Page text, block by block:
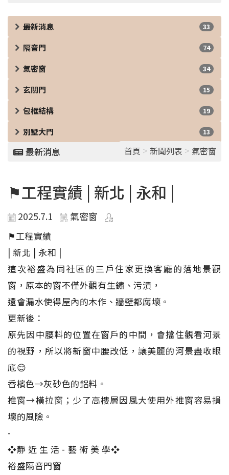
最新消息 33
隔音門 74
氣密窗 34
玄關門 15
包框結構 19
別墅大門 13
最新消息 首頁 > 新聞列表 > 氣密窗
⚑工程實績 | 新北 | 永和 |
2025.7.1 氣密窗
⚑工程實績
| 新北 | 永和 |
這次裕盛為同社區的三戶住家更換客廳的落地景觀
窗，原本的窗不僅外觀有生鏽、污漬，
還會漏水使得屋內的木作、牆壁都腐壞。
更新後：
原先因中腰料的位置在窗戶的中間，會擋住觀看河景
的視野，所以將新窗中腰改低，讓美麗的河景盡收眼
底😌
香檳色→灰砂色的鋁料。
推窗→橫拉窗；少了高樓層因風大使用外推窗容易損
壞的風險。
-
❖靜 近 生 活 - 藝 術 美 學❖
裕盛隔音門窗